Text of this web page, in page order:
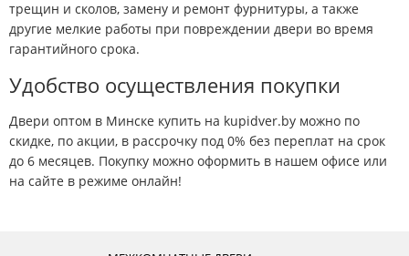
трещин и сколов, замену и ремонт фурнитуры, а также
другие мелкие работы при повреждении двери во время
гарантийного срока.
Удобство осуществления покупки
Двери оптом в Минске купить на kupidver.by можно по
скидке, по акции, в рассрочку под 0% без переплат на срок
до 6 месяцев. Покупку можно оформить в нашем офисе или
на сайте в режиме онлайн!